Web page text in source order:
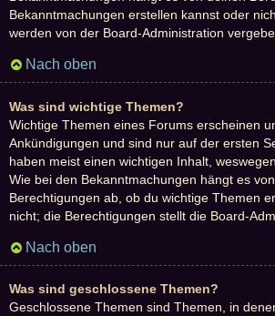
Bekanntmachungen erstellen kannst oder
werden von der Board-Administration
Nach oben
Was sind wichtige Themen?
Wichtige Themen eines Forums erscheinen
Ankündigungen und sind nur auf der ersten
haben meist einen wichtigen Inhalt,
Wie bei den Bekanntmachungen hängt es
Berechtigungen ab, ob du wichtige Themen
nicht; die Berechtigungen stellt die Board-
Nach oben
Was sind geschlossene Themen?
Geschlossene Themen sind Themen, in